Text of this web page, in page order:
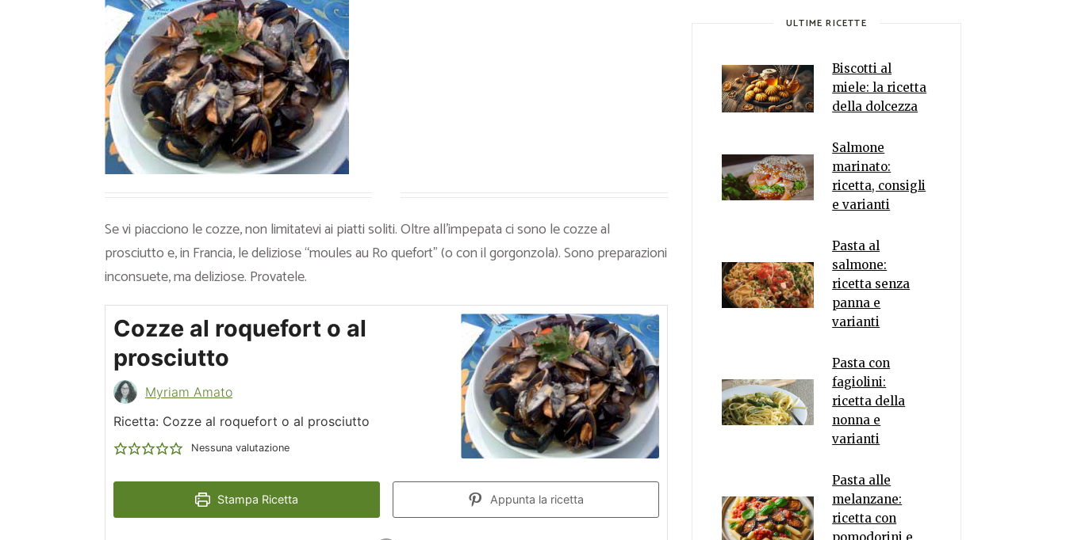
Ricette Piatti unici
Ricette Pesce
Video Ricette
Ricette per Ingrediente
Se vi piacciono le cozze, non limitatevi ai piatti soliti. Oltre all’impepata ci sono le cozze al
prosciutto e, in Francia, le deliziose “moules au Ro quefort” (o con il gorgonzola). Sono preparazioni
inconsuete, ma deliziose. Provatele.
Cozze al roquefort o al
prosciutto
Myriam Amato
Ricetta: Cozze al roquefort o al prosciutto
Nessuna valutazione
Stampa Ricetta Appunta la ricetta
ULTIME RICETTE
Biscotti al
miele: la ricetta
della dolcezza
Salmone
marinato:
ricetta, consigli
e varianti
Pasta al
salmone:
ricetta senza
panna e
varianti
Pasta con
fagiolini:
ricetta della
nonna e
varianti
Pasta alle
melanzane:
ricetta con